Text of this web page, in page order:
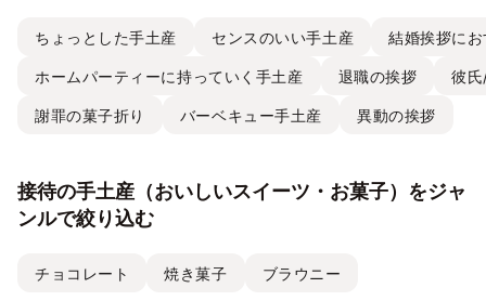
ちょっとした手土産 センスのいい手土産 結婚挨拶に
ホームパーティーに持っていく手土産 退職の挨拶 彼
謝罪の菓子折り バーベキュー手土産 異動の挨拶
接待の手土産（おいしいスイーツ・お菓子）をジャ
ンルで絞り込む
チョコレート 焼き菓子 ブラウニー